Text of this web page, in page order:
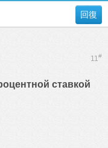
回復
11#
ставкой